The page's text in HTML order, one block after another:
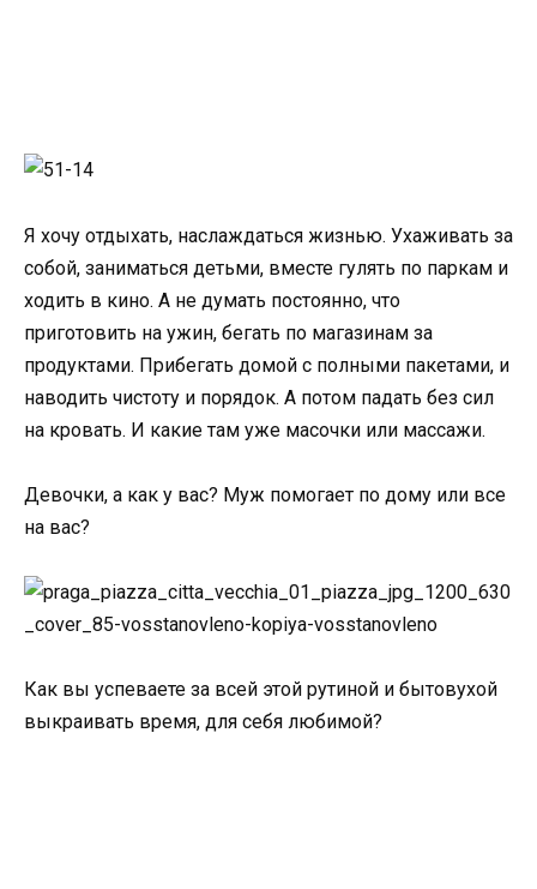
Я хочу отдыхать, наслаждаться жизнью. Ухаживать за
собой, заниматься детьми, вместе гулять по паркам и
ходить в кино. А не думать постоянно, что
приготовить на ужин, бегать по магазинам за
продуктами. Прибегать домой с полными пакетами, и
наводить чистоту и порядок. А потом падать без сил
на кровать. И какие там уже масочки или массажи.
Девочки, а как у вас? Муж помогает по дому или все
на вас?
Как вы успеваете за всей этой рутиной и бытовухой
выкраивать время, для себя любимой?